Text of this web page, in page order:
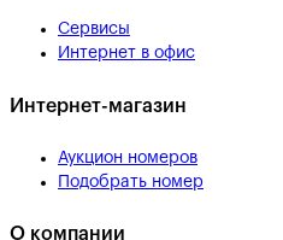
Сервисы
Интернет в офис
Интернет-магазин
Аукцион номеров
Подобрать номер
О компании